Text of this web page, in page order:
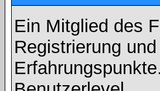
Ein Mitglied des
Registrierung